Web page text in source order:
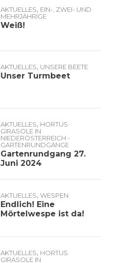
AKTUELLES, EIN-, ZWEI- UND
MEHRJÄHRIGE
Weiß!
AKTUELLES, UNSERE BEETE
Unser Turmbeet
AKTUELLES, HORTUS
GIRASOLE IN
NIEDERÖSTERREICH -
GARTENRUNDGÄNGE
Gartenrundgang 27.
Juni 2024
AKTUELLES, WESPEN
Endlich! Eine
Mörtelwespe ist da!
AKTUELLES, HORTUS
GIRASOLE IN